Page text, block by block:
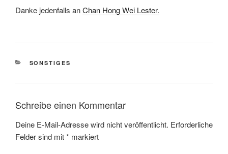
Danke jedenfalls anChan Hong Wei Lester.
KATEGORIEN
SONSTIGES
Schreibe einen Kommentar
Deine E-Mail-Adresse wird nicht veröffentlicht. Erforderliche
Felder sind mit* markiert